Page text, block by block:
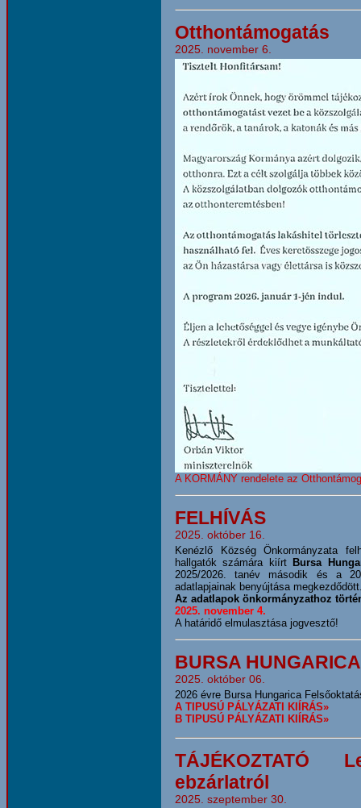
Otthontámogatás
2025. november 6.
A KORMÁNY rendelete az
FELHÍVÁS
2025. október 16.
Kenézlő Község Önkormányzata
hallgatók számára kiírt Bursa
2025/2026. tanév második és a
adatlapjainak benyújtása
Az adatlapok önkormányzathoz
2025. november 4.
A határidő elmulasztása jogvesztő!
BURSA
2025. október 06.
2026 évre Bursa Hungarica
A TIPUSÚ PÁLYÁZATI KIÍRÁS»
B TIPUSÚ PÁLYÁZATI KIÍRÁS»
TÁJÉKOZTATÓ
ebzárlatról
2025. szeptember 30.